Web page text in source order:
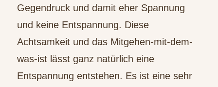
Gegendruck und damit eher Spannung
und keine Entspannung. Diese
Achtsamkeit und das Mitgehen-mit-dem-
was-ist lässt ganz natürlich eine
Entspannung entstehen. Es ist eine sehr